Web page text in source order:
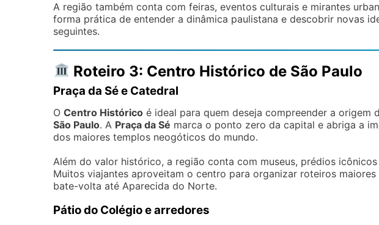
A região também conta com feiras, eventos culturais e mirantes
forma prática de entender a dinâmica paulistana e descobrir novas
seguintes.
Roteiro 3: Centro Histórico de São Paulo
Praça da Sé e Catedral
O Centro Histórico é ideal para quem deseja compreender a origem
São Paulo. A Praça da Sé marca o ponto zero da capital e abriga a
dos maiores templos neogóticos do mundo.
Além do valor histórico, a região conta com museus, prédios
Muitos viajantes aproveitam o centro para organizar roteiros
bate-volta até Aparecida do Norte.
Pátio do Colégio e arredores